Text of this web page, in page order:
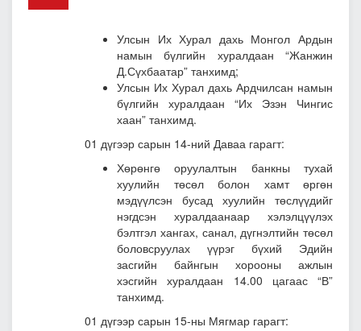
Улсын Их Хурал дахь Монгол Ардын
намын бүлгийн хуралдаан “Жанжин
Д.Сүхбаатар” танхимд;
Улсын Их Хурал дахь Ардчилсан намын
бүлгийн хуралдаан “Их Эзэн Чингис
хаан” танхимд.
01 дүгээр сарын 14-ний Даваа гарагт:
Хөрөнгө оруулалтын банкны тухай
хуулийн төсөл болон хамт өргөн
мэдүүлсэн бусад хуулийн төслүүдийг
нэгдсэн хуралдаанаар хэлэлцүүлэх
бэлтгэл хангах, санал, дүгнэлтийн төсөл
боловсруулах үүрэг бүхий Эдийн
засгийн байнгын хорооны ажлын
хэсгийн хуралдаан 14.00 цагаас “В”
танхимд.
01 дүгээр сарын 15-ны Мягмар гарагт: